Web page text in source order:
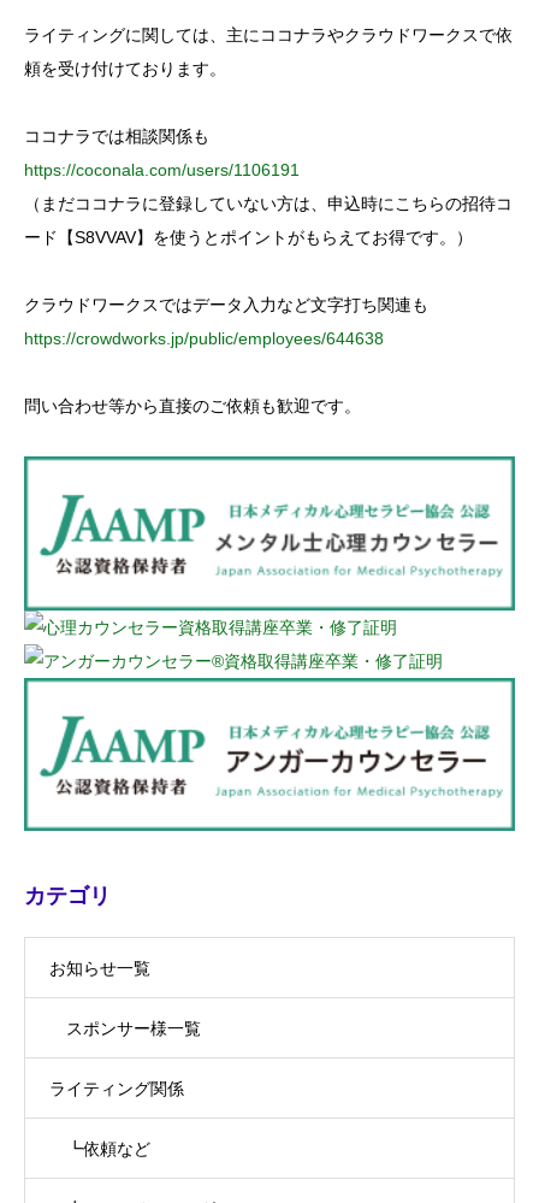
o
:
ライティングに関しては、主にココナラやクラウドワークスで依
頼を受け付けております。
ココナラでは相談関係も
https://coconala.com/users/1106191
（まだココナラに登録していない方は、申込時にこちらの招待コ
ード【S8VVAV】を使うとポイントがもらえてお得です。）
クラウドワークスではデータ入力など文字打ち関連も
https://crowdworks.jp/public/employees/644638
問い合わせ等から直接のご依頼も歓迎です。
カテゴリ
お知らせ一覧
スポンサー様一覧
ライティング関係
┗依頼など